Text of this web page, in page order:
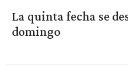
La quinta fecha se
domingo